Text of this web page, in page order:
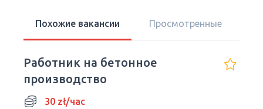
Похожие вакансии Просмотренные
Работник на бетонное
производство
30 zł/час